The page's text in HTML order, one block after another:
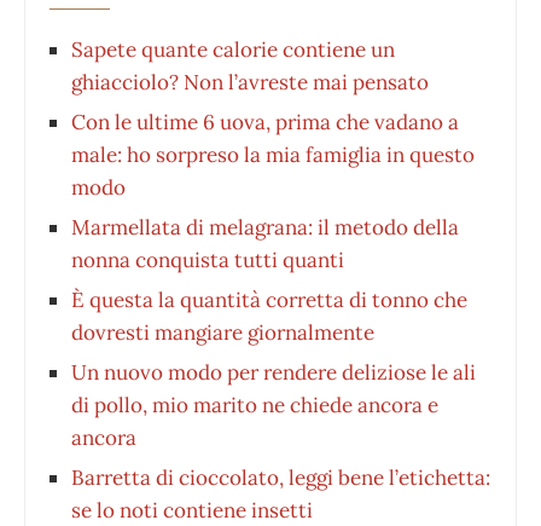
Sapete quante calorie contiene un
ghiacciolo? Non l’avreste mai pensato
Con le ultime 6 uova, prima che vadano a
male: ho sorpreso la mia famiglia in questo
modo
Marmellata di melagrana: il metodo della
nonna conquista tutti quanti
È questa la quantità corretta di tonno che
dovresti mangiare giornalmente
Un nuovo modo per rendere deliziose le ali
di pollo, mio marito ne chiede ancora e
ancora
Barretta di cioccolato, leggi bene l’etichetta:
se lo noti contiene insetti